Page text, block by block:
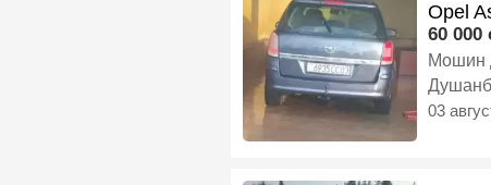
Opel
60 000
Мошин
03